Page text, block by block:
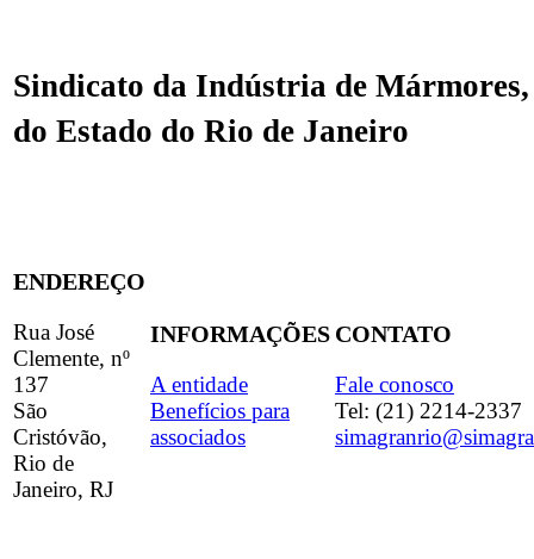
Sindicato da Indústria de
do Estado do Rio de Janeiro
ENDEREÇO
Rua José
Clemente, nº
137
São
Cristóvão,
Rio de
Janeiro, RJ
INFORMAÇÕES
A entidade
Benefícios para
associados
CONTATO
Fale conosco
Tel: (21) 2214-2337